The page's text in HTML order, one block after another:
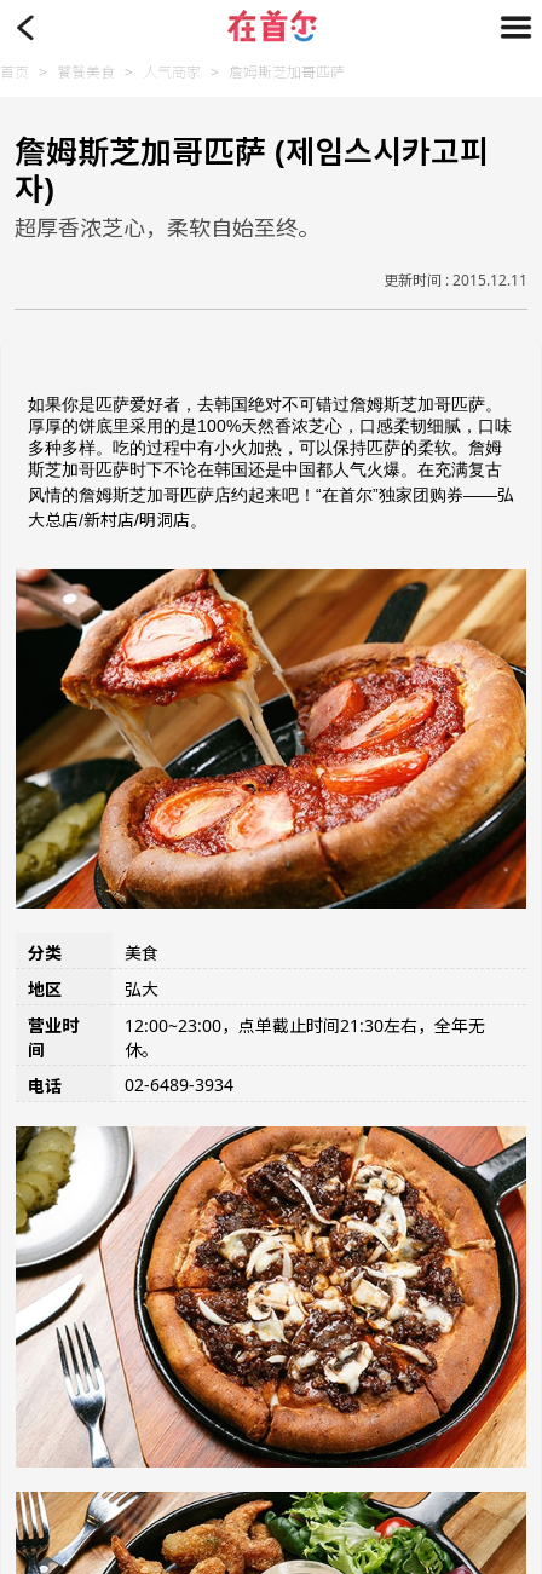
首页 > 饕餮美食 > 人气商家 > 詹姆斯芝加哥匹萨
詹姆斯芝加哥匹萨 (제임스시카고피
자)
超厚香浓芝心，柔软自始至终。
更新时间 : 2015.12.11
如果你是匹萨爱好者，去韩国绝对不可错过詹姆斯芝加哥匹萨。
厚厚的饼底里采用的是100%天然香浓芝心，口感柔韧细腻，口味
多种多样。吃的过程中有小火加热，可以保持匹萨的柔软。詹姆
斯芝加哥匹萨时下不论在韩国还是中国都人气火爆。在充满复古
风情的詹姆斯芝加哥匹萨店约起来吧！“在首尔”独家团购券——弘
大总店/新村店/明洞店。
分类
美食
地区
弘大
营业时
间
12:00~23:00，点单截止时间21:30左右，全年无
休。
电话
02-6489-3934